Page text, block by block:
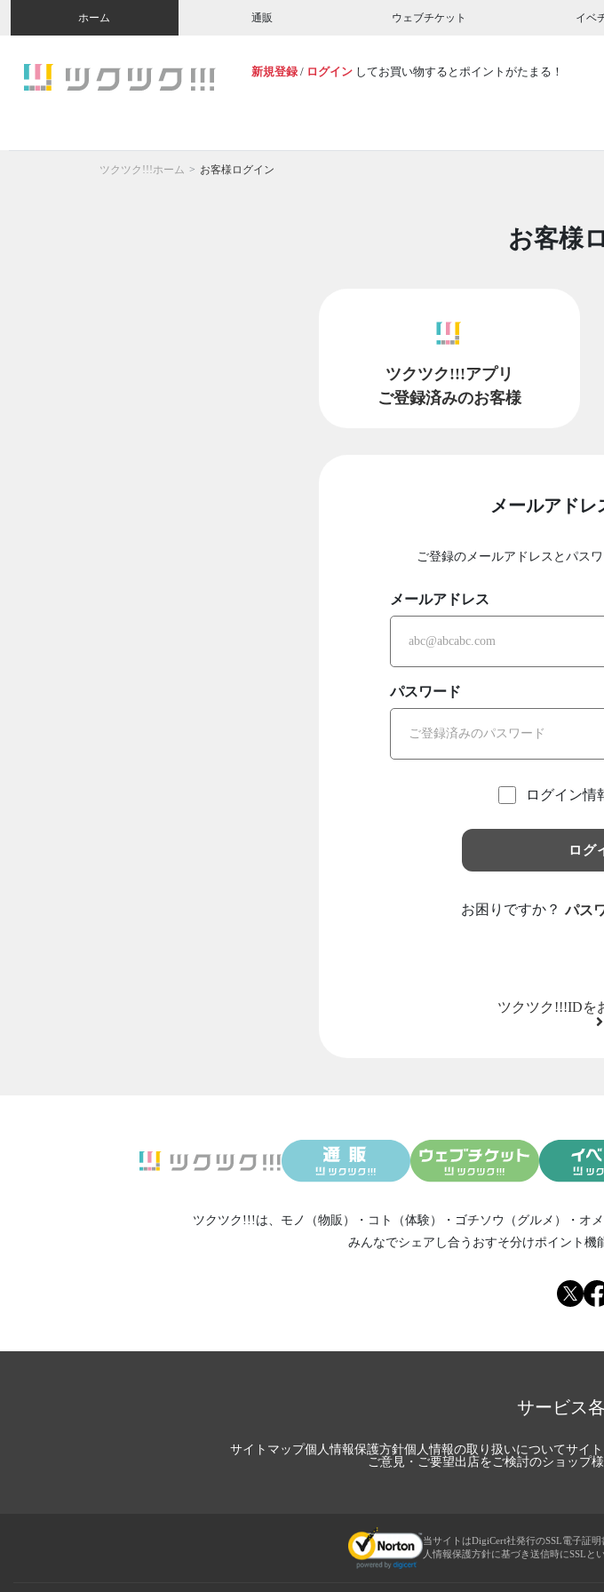
ホーム 通販 ウェブチケット イベ
新規登録 / ログイン してお買い物するとポイントがたまる！
ツクツク!!!ホーム お客様ログイン
お客様
ツクツク!!!アプリ
ご登録済みのお客様
メールアドレ
ご登録のメールアドレスとパス
メールアドレス
パスワード
ログイン情
ログ
お困りですか？ パス
ツクツク!!!IDを
ツクツク!!!は、 モノ（物販） ・ コト（体験） ・ ゴチソウ（グルメ） ・ オ
みんなでシェアし合う おすそ分けポイント機
サービス
サイトマップ個人情報保護方針個人情報の取り扱いについてサイ
ご意見・ご要望出店をご検討のショップ様
当サイトはDigiCert社発行のSSL電子証
人情報保護方針に基づき送信時にSSLと